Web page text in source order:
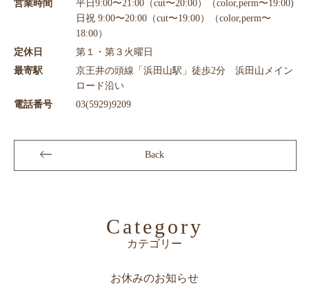
営業時間
平日9:00〜21:00（cut〜20:00）（color,perm〜19:00)
日祝 9:00〜20:00（cut〜19:00）（color,perm〜
18:00）
定休日
第１・第３火曜日
最寄駅
京王井の頭線「浜田山駅」徒歩2分 浜田山メイン
ロード沿い
電話番号
03(5929)9209
Back
Category
カテゴリー
お休みのお知らせ